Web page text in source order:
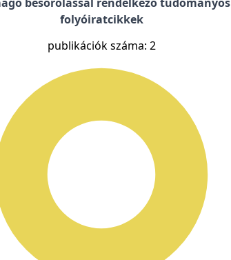
folyóiratcikkek
publikációk száma: 2